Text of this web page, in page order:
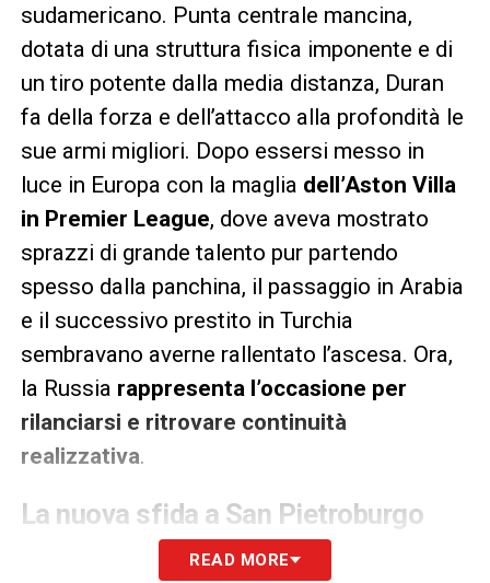
sudamericano. Punta centrale mancina,
dotata di una struttura fisica imponente e di
un tiro potente dalla media distanza, Duran
fa della forza e dell’attacco alla profondità le
sue armi migliori. Dopo essersi messo in
luce in Europa con la maglia dell’Aston Villa
in Premier League, dove aveva mostrato
sprazzi di grande talento pur partendo
spesso dalla panchina, il passaggio in Arabia
e il successivo prestito in Turchia
sembravano averne rallentato l’ascesa. Ora,
la Russia rappresenta l’occasione per
rilanciarsi e ritrovare continuità
realizzativa.
La nuova sfida a San Pietroburgo
Allo Zenit, Duran troverà una squadra
READ MORE